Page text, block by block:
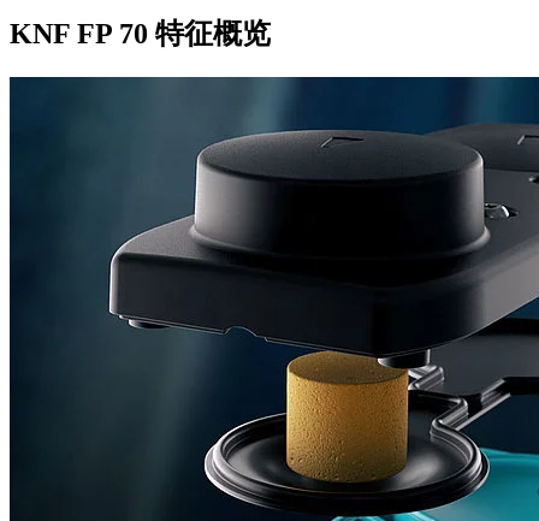
KNF FP 70 特征概览